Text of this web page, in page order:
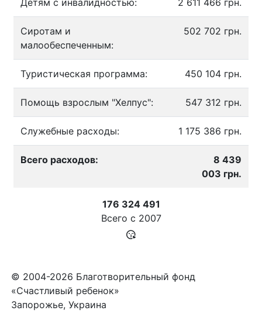
Сиротам и
малообеспеченным:
502 702 грн.
Туристическая программа: 450 104 грн.
Помощь взрослым "Хелпус": 547 312 грн.
Служебные расходы: 1 175 386 грн.
Всего расходов:
8 439
003 грн.
176 324 491
Всего с 2007
© 2004-2026 Благотворительный фонд
«Счастливый ребенок»
Запорожье, Украина